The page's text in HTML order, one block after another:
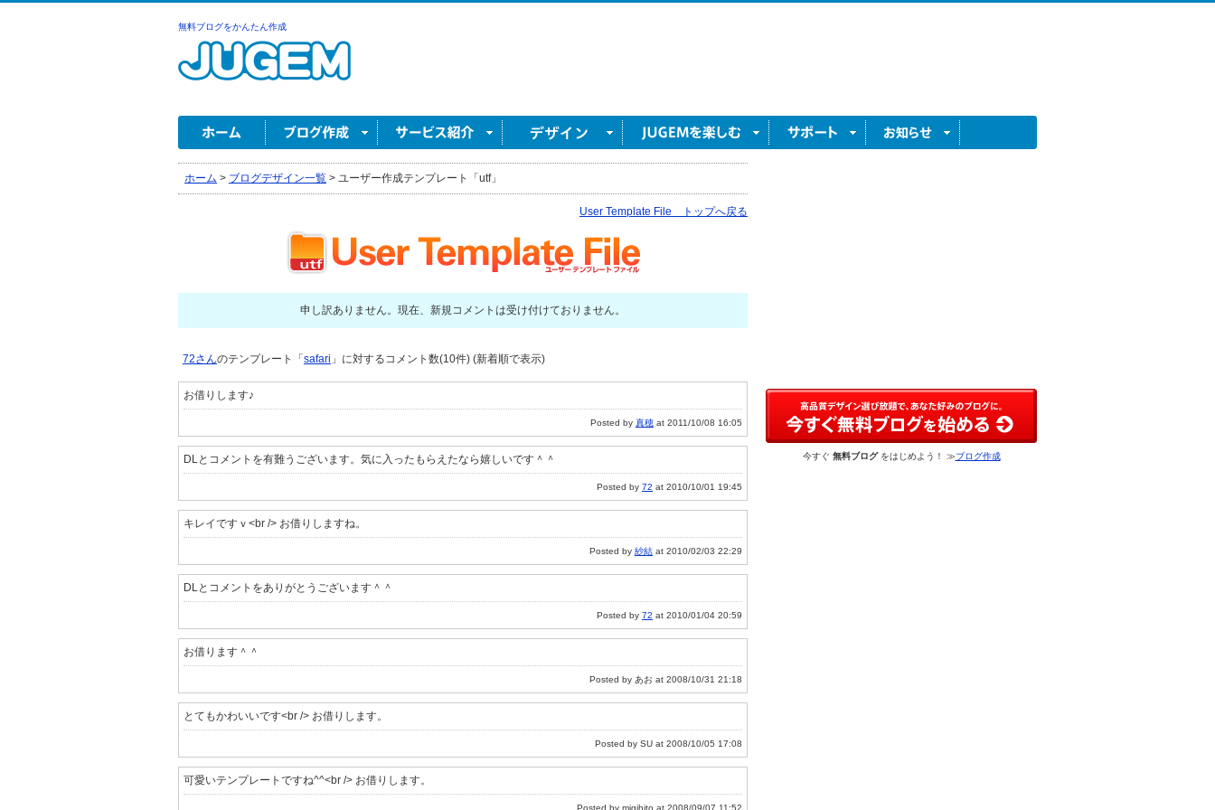
無料ブログをかんたん作成
ホーム > ブログデザイン一覧 > ユーザー作成テンプレート「utf」
User Template File トップへ戻る
申し訳ありません。現在、新規コメントは受け付けておりません。
72さんのテンプレート「 safari 」に対するコメント数(10件) (新着順で表示)
お借りします♪
Posted by 真穂 at 2011/10/08 16:05
DLとコメントを有難うございます。気に入ったもらえたなら嬉しいです＾＾
Posted by 72 at 2010/10/01 19:45
キレイですｖ<br /> お借りしますね。
Posted by 紗結 at 2010/02/03 22:29
DLとコメントをありがとうございます＾＾
Posted by 72 at 2010/01/04 20:59
お借ります＾＾
Posted by あお at 2008/10/31 21:18
とてもかわいいです<br /> お借りします。
Posted by SU at 2008/10/05 17:08
可愛いテンプレートですね^^<br /> お借りします。
Posted by migihito at 2008/09/07 11:52
今すぐ 無料ブログをはじめよう！ ≫ブログ作成